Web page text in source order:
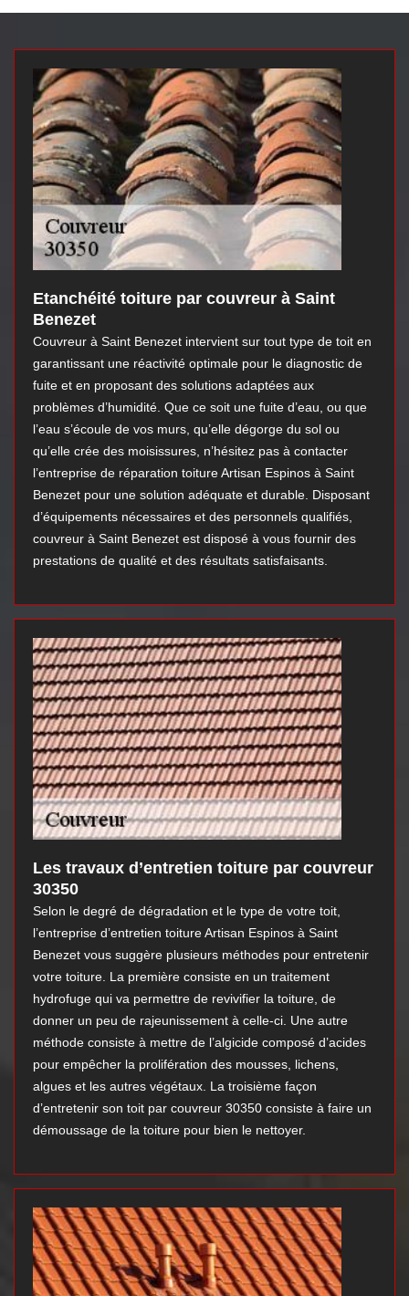
Etanchéité toiture par couvreur à Saint
Benezet
Couvreur à Saint Benezet intervient sur tout type de toit en
garantissant une réactivité optimale pour le diagnostic de
fuite et en proposant des solutions adaptées aux
problèmes d’humidité. Que ce soit une fuite d’eau, ou que
l’eau s’écoule de vos murs, qu’elle dégorge du sol ou
qu’elle crée des moisissures, n’hésitez pas à contacter
l’entreprise de réparation toiture Artisan Espinos à Saint
Benezet pour une solution adéquate et durable. Disposant
d’équipements nécessaires et des personnels qualifiés,
couvreur à Saint Benezet est disposé à vous fournir des
prestations de qualité et des résultats satisfaisants.
Les travaux d’entretien toiture par couvreur
30350
Selon le degré de dégradation et le type de votre toit,
l’entreprise d’entretien toiture Artisan Espinos à Saint
Benezet vous suggère plusieurs méthodes pour entretenir
votre toiture. La première consiste en un traitement
hydrofuge qui va permettre de revivifier la toiture, de
donner un peu de rajeunissement à celle-ci. Une autre
méthode consiste à mettre de l’algicide composé d’acides
pour empêcher la prolifération des mousses, lichens,
algues et les autres végétaux. La troisième façon
d’entretenir son toit par couvreur 30350 consiste à faire un
démoussage de la toiture pour bien le nettoyer.